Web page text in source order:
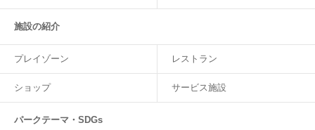
施設の紹介
プレイゾーン レストラン
ショップ サービス施設
パークテーマ・SDGs